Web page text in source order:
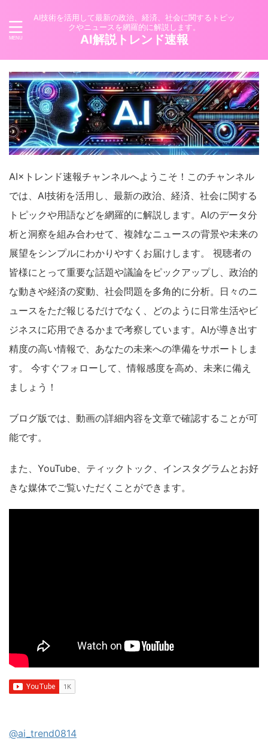
AI技術を活用して最新の政治、経済、社会に関するトピッ
クやニュースを網羅的に解説します。
AI解説トレンド速報
AI×トレンド速報チャンネルへようこそ！このチャンネル
では、AI技術を活用し、最新の政治、経済、社会に関する
トピックや用語などを網羅的に解説します。AIのデータ分
析と洞察を組み合わせて、複雑なニュースの背景や未来の
展望をシンプルにわかりやすくお届けします。 視聴者の
皆様にとって重要な話題や議論をピックアップし、政治的
な動きや経済の変動、社会問題を多角的に分析。日々のニ
ュースをただ報じるだけでなく、どのように日常生活やビ
ジネスに応用できるかまで考察しています。AIが導き出す
精度の高い情報で、あなたの未来への準備をサポートしま
す。 今すぐフォローして、情報感度を高め、未来に備え
ましょう！
ブログ版では、動画の詳細内容を文章で確認することが可
能です。
また、YouTube、ティックトック、インスタグラムとお好
きな媒体でご覧いただくことができます。
@ai_trend0814